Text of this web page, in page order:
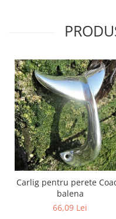
Carlig pentru perete
balena
66,09 Lei